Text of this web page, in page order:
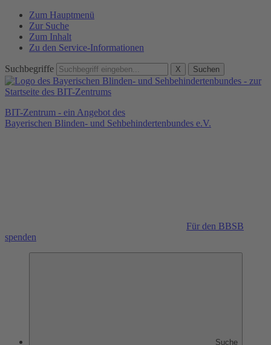
Zum Hauptmenü
Zur Suche
Zum Inhalt
Zu den Service-Informationen
Suchbegriffe X Suchen
BIT-Zentrum - ein Angebot des
Bayerischen Blinden- und Sehbehindertenbundes e.V.
Für den BBSB
spenden
Suche